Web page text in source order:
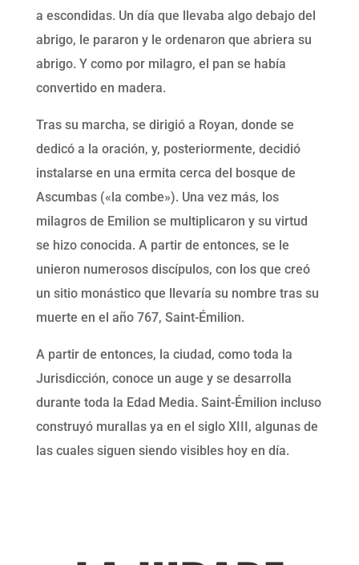
a escondidas. Un día que llevaba algo debajo del
abrigo, le pararon y le ordenaron que abriera su
abrigo. Y como por milagro, el pan se había
convertido en madera.
Tras su marcha, se dirigió a Royan, donde se
dedicó a la oración, y, posteriormente, decidió
instalarse en una ermita cerca del bosque de
Ascumbas («la combe»). Una vez más, los
milagros de Emilion se multiplicaron y su virtud
se hizo conocida. A partir de entonces, se le
unieron numerosos discípulos, con los que creó
un sitio monástico que llevaría su nombre tras su
muerte en el año 767, Saint-Émilion.
A partir de entonces, la ciudad, como toda la
Jurisdicción, conoce un auge y se desarrolla
durante toda la Edad Media. Saint-Émilion incluso
construyó murallas ya en el siglo XIII, algunas de
las cuales siguen siendo visibles hoy en día.